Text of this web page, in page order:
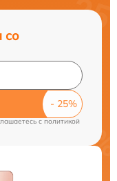
со
cполитикой